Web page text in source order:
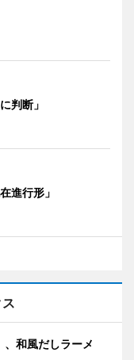
判断」
進行形」
和風だしラーメ